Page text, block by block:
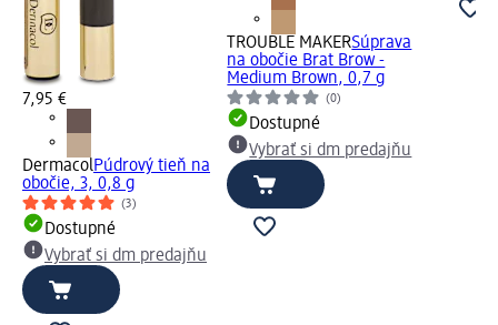
7,95 €
DermacolPúdrový tieň na
obočie, 3, 0,8 g
(3)
Dostupné
Vybrať si dm predajňu
TROUBLE MAKERSúprava
na obočie Brat Brow -
Medium Brown, 0,7 g
(0)
Dostupné
Vybrať si dm predajňu